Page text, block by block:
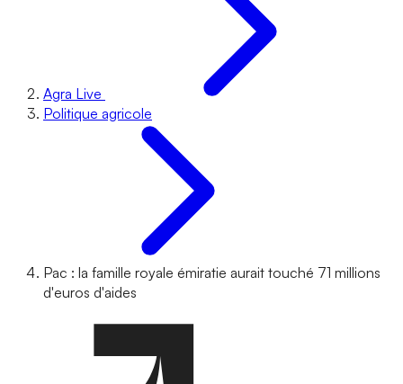
Agra Live
Politique agricole
Pac : la famille royale émiratie aurait touché 71 millions
d'euros d'aides